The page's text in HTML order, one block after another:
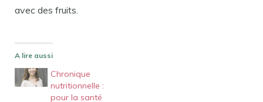
avec des fruits.
A lire aussi
Chronique
nutritionnelle :
pour la santé